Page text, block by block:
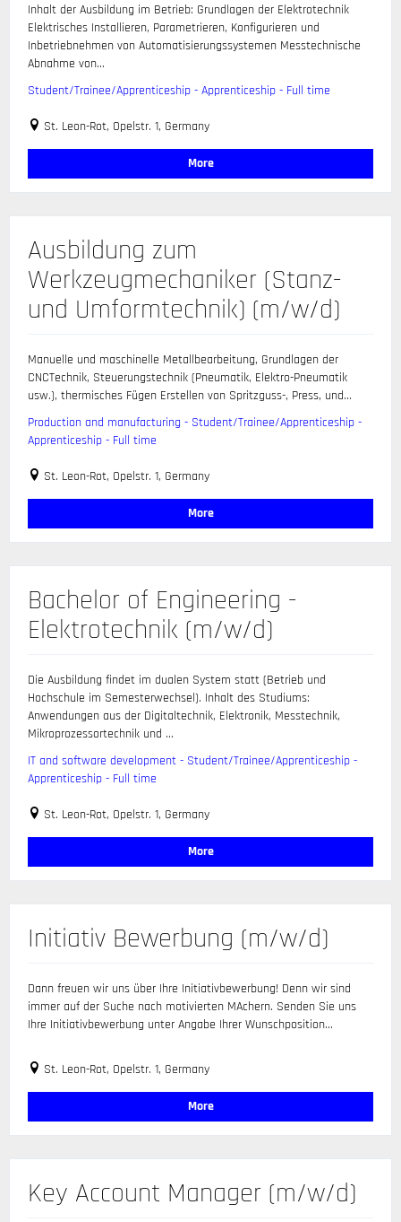
Inhalt der Ausbildung im Betrieb: Grundlagen der Elektrotechnik
Elektrisches Installieren, Parametrieren, Konfigurieren und
Inbetriebnehmen von Automatisierungssystemen Messtechnische
Abnahme von...
Student/Trainee/Apprenticeship - Apprenticeship - Full time
St. Leon-Rot, Opelstr. 1, Germany
More
Ausbildung zum
Werkzeugmechaniker (Stanz-
und Umformtechnik) (m/w/d)
Manuelle und maschinelle Metallbearbeitung, Grundlagen der
CNCTechnik, Steuerungstechnik (Pneumatik, Elektro-Pneumatik
usw.), thermisches Fügen Erstellen von Spritzguss-, Press, und...
Production and manufacturing - Student/Trainee/Apprenticeship -
Apprenticeship - Full time
St. Leon-Rot, Opelstr. 1, Germany
More
Bachelor of Engineering -
Elektrotechnik (m/w/d)
Die Ausbildung findet im dualen System statt (Betrieb und
Hochschule im Semesterwechsel). Inhalt des Studiums:
Anwendungen aus der Digitaltechnik, Elektronik, Messtechnik,
Mikroprozessortechnik und ...
IT and software development - Student/Trainee/Apprenticeship -
Apprenticeship - Full time
St. Leon-Rot, Opelstr. 1, Germany
More
Initiativ Bewerbung (m/w/d)
Dann freuen wir uns über Ihre Initiativbewerbung! Denn wir sind
immer auf der Suche nach motivierten MAchern. Senden Sie uns
Ihre Initiativbewerbung unter Angabe Ihrer Wunschposition...
St. Leon-Rot, Opelstr. 1, Germany
More
Key Account Manager (m/w/d)